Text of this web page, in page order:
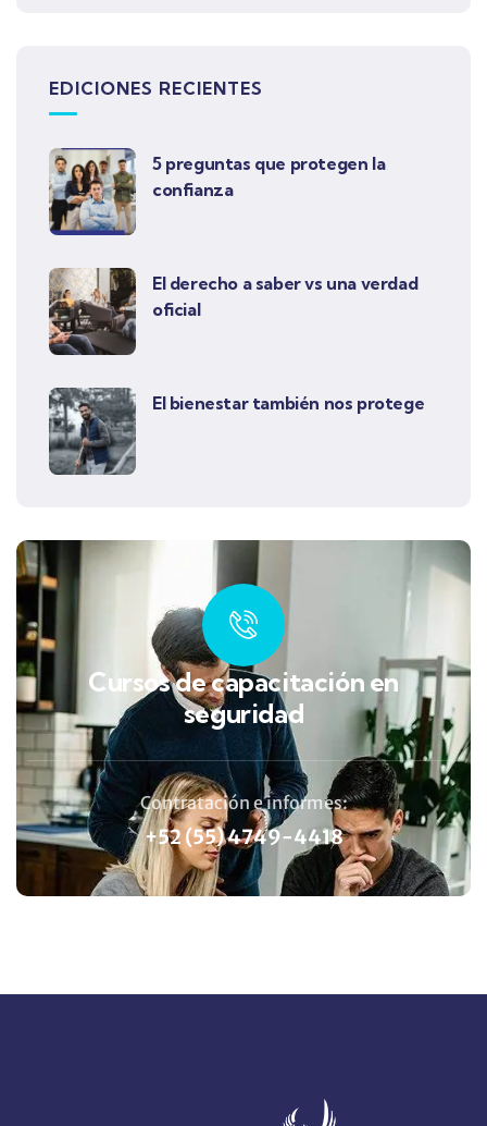
EDICIONES RECIENTES
5 preguntas que protegen la
confianza
El derecho a saber vs una verdad
oficial
El bienestar también nos protege
Cursos de capacitación en
seguridad
Contratación e informes:
+52 (55) 4749-4418